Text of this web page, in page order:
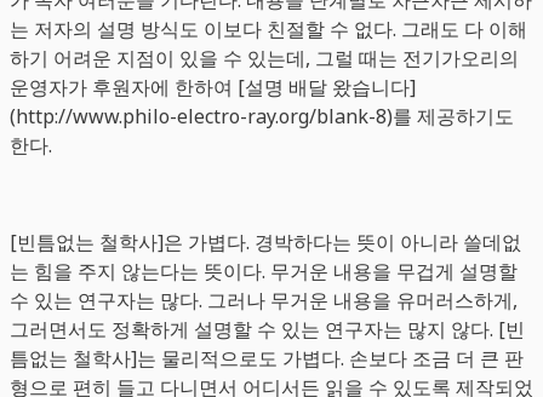
는 저자의 설명 방식도 이보다 친절할 수 없다. 그래도 다 이해
하기 어려운 지점이 있을 수 있는데, 그럴 때는 전기가오리의
운영자가 후원자에 한하여 [설명 배달 왔습니다]
(http://www.philo-electro-ray.org/blank-8)를 제공하기도
한다.
[빈틈없는 철학사]은 가볍다. 경박하다는 뜻이 아니라 쓸데없
는 힘을 주지 않는다는 뜻이다. 무거운 내용을 무겁게 설명할
수 있는 연구자는 많다. 그러나 무거운 내용을 유머러스하게,
그러면서도 정확하게 설명할 수 있는 연구자는 많지 않다. [빈
틈없는 철학사]는 물리적으로도 가볍다. 손보다 조금 더 큰 판
형으로 편히 들고 다니면서 어디서든 읽을 수 있도록 제작되었